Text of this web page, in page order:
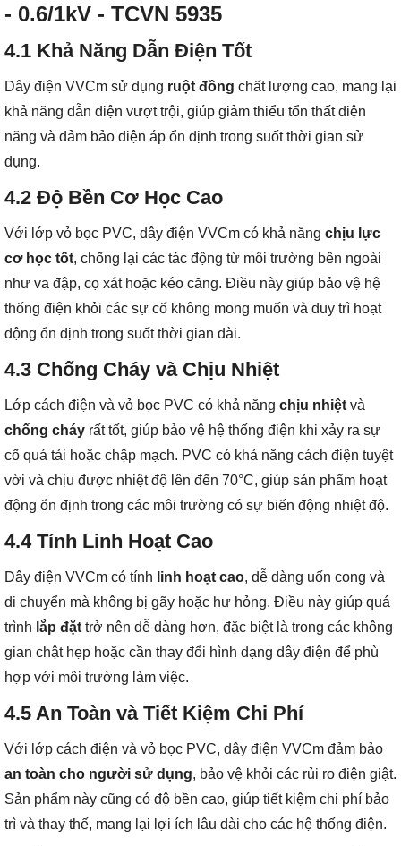
- 0.6/1kV - TCVN 5935
4.1 Khả Năng Dẫn Điện Tốt
Dây điện VVCm sử dụng ruột đồng chất lượng cao, mang lại
khả năng dẫn điện vượt trội, giúp giảm thiểu tổn thất điện
năng và đảm bảo điện áp ổn định trong suốt thời gian sử
dụng.
4.2 Độ Bền Cơ Học Cao
Với lớp vỏ bọc PVC, dây điện VVCm có khả năng chịu lực
cơ học tốt, chống lại các tác động từ môi trường bên ngoài
như va đập, cọ xát hoặc kéo căng. Điều này giúp bảo vệ hệ
thống điện khỏi các sự cố không mong muốn và duy trì hoạt
động ổn định trong suốt thời gian dài.
4.3 Chống Cháy và Chịu Nhiệt
Lớp cách điện và vỏ bọc PVC có khả năng chịu nhiệt và
chống cháy rất tốt, giúp bảo vệ hệ thống điện khi xảy ra sự
cố quá tải hoặc chập mạch. PVC có khả năng cách điện tuyệt
vời và chịu được nhiệt độ lên đến 70°C, giúp sản phẩm hoạt
động ổn định trong các môi trường có sự biến động nhiệt độ.
4.4 Tính Linh Hoạt Cao
Dây điện VVCm có tính linh hoạt cao, dễ dàng uốn cong và
di chuyển mà không bị gãy hoặc hư hỏng. Điều này giúp quá
trình lắp đặt trở nên dễ dàng hơn, đặc biệt là trong các không
gian chật hẹp hoặc cần thay đổi hình dạng dây điện để phù
hợp với môi trường làm việc.
4.5 An Toàn và Tiết Kiệm Chi Phí
Với lớp cách điện và vỏ bọc PVC, dây điện VVCm đảm bảo
an toàn cho người sử dụng, bảo vệ khỏi các rủi ro điện giật.
Sản phẩm này cũng có độ bền cao, giúp tiết kiệm chi phí bảo
trì và thay thế, mang lại lợi ích lâu dài cho các hệ thống điện.